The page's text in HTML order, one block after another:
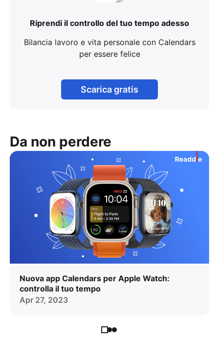
Riprendi il controllo del tuo tempo adesso
Bilancia lavoro e vita personale con Calendars
per essere felice
Scarica gratis
Da non perdere
Nuova app Calendars per Apple Watch:
controlla il tuo tempo
Apr 27, 2023